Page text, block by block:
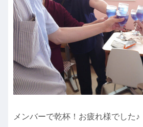
メンバーで乾杯！お疲れ様でした♪